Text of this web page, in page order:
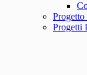
Progetti